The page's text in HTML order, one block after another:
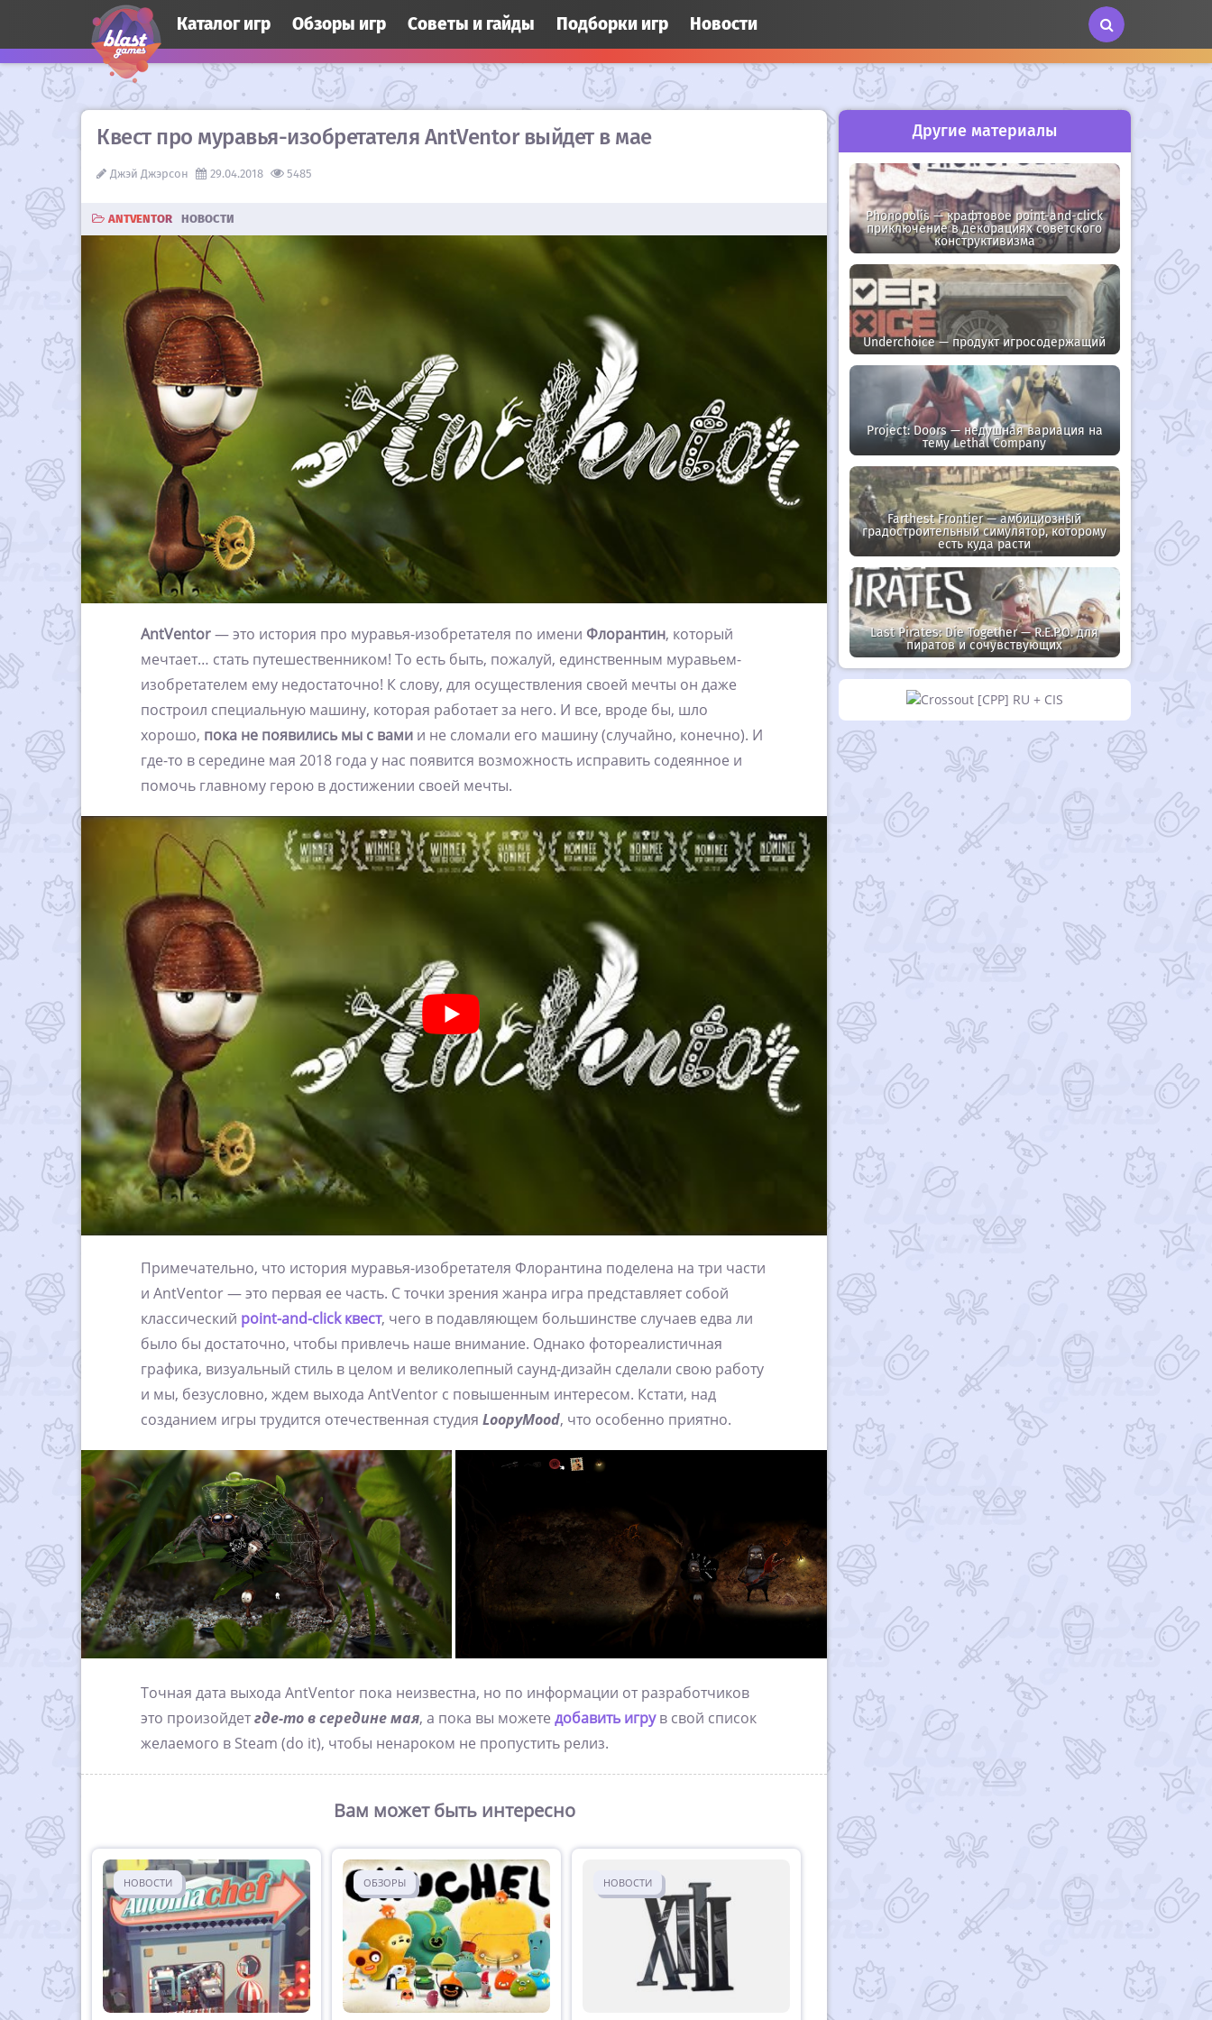
Обзоры игр Cоветы и гайды Подборки игр Новости
Каталог игр
Квест про муравья-изобретателя AntVentor выйдет в мае
Джэй Джэрсон 29.04.2018 5485
ANTVENTOR НОВОСТИ
AntVentor— это история про муравья-изобретателя по имени Флорантин, который
мечтает… стать путешественником! То есть быть, пожалуй, единственным муравьем-
изобретателем ему недостаточно! К слову, для осуществления своей мечты он даже
построил специальную машину, которая работает за него. И все, вроде бы, шло
хорошо, пока не появились мы с вами и не сломали его машину (случайно, конечно). И
где-то в середине мая 2018 года у нас появится возможность исправить содеянное и
помочь главному герою в достижении своей мечты.
Примечательно, что история муравья-изобретателя Флорантина поделена на три части
и AntVentor — это первая ее часть. С точки зрения жанра игра представляет собой
классический point-and-click квест, чего в подавляющем большинстве случаев едва ли
было бы достаточно, чтобы привлечь наше внимание. Однако фотореалистичная
графика, визуальный стиль в целом и великолепный саунд-дизайн сделали свою работу
и мы, безусловно, ждем выхода AntVentor с повышенным интересом. Кстати, над
созданием игры трудится отечественная студияLoopyMood, что особенно приятно.
Точная дата выхода AntVentor пока неизвестна, но по информации от разработчиков
это произойдетгде-то в середине мая, а пока вы можетедобавить игрув свой список
желаемого в Steam (do it), чтобы ненароком не пропустить релиз.
Вам может быть интересно
НОВОСТИ ОБЗОРЫ НОВОСТИ
Другие материалы
Phonopolis — крафтовое point-and-click
приключение в декорациях советского
конструктивизма
Underchoice — продукт игросодержащий
Project: Doors — недушная вариация на
тему Lethal Company
Farthest Frontier — амбициозный
градостроительный симулятор, которому
есть куда расти
Last Pirates: Die Together — R.E.P.O. для
пиратов и сочувствующих